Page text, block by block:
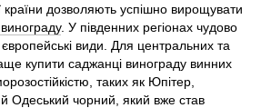
країни дозволяють успішно вирощувати
. У південних регіонах чудово
види. Для центральних та
купити саджанці винограду винних
таких як Юпітер,
Одеський чорний, який вже став